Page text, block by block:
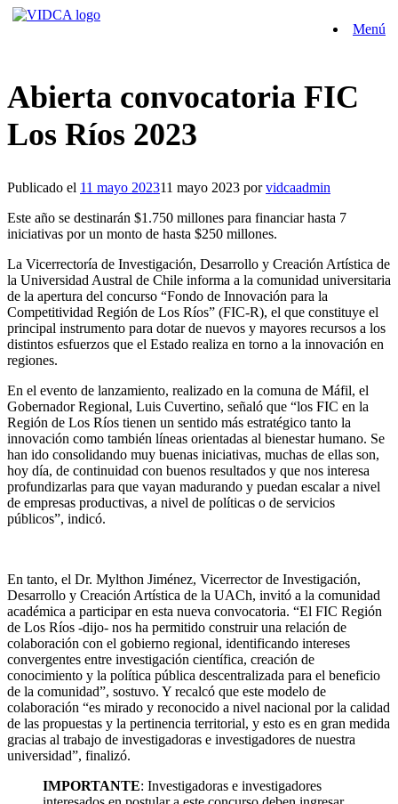
Saltar
Menú
Abierta convocatoria FIC
Los Ríos 2023
Publicado el 11 mayo 202311 mayo 2023 porvidcaadmin
Este año se destinarán $1.750 millones para financiar hasta 7
iniciativas por un monto de hasta $250 millones.
La Vicerrectoría de Investigación, Desarrollo y Creación Artística de
la Universidad Austral de Chile informa a la comunidad universitaria
de la apertura del concurso “Fondo de Innovación para la
Competitividad Región de Los Ríos” (FIC-R), el que constituye el
principal instrumento para dotar de nuevos y mayores recursos a los
distintos esfuerzos que el Estado realiza en torno a la innovación en
regiones.
En el evento de lanzamiento, realizado en la comuna de Máfil, el
Gobernador Regional, Luis Cuvertino, señaló que “los FIC en la
Región de Los Ríos tienen un sentido más estratégico tanto la
innovación como también líneas orientadas al bienestar humano. Se
han ido consolidando muy buenas iniciativas, muchas de ellas son,
hoy día, de continuidad con buenos resultados y que nos interesa
profundizarlas para que vayan madurando y puedan escalar a nivel
de empresas productivas, a nivel de políticas o de servicios
públicos”, indicó.
En tanto, el Dr. Mylthon Jiménez, Vicerrector de Investigación,
Desarrollo y Creación Artística de la UACh, invitó a la comunidad
académica a participar en esta nueva convocatoria. “El FIC Región
de Los Ríos -dijo- nos ha permitido construir una relación de
colaboración con el gobierno regional, identificando intereses
convergentes entre investigación científica, creación de
conocimiento y la política pública descentralizada para el beneficio
de la comunidad”, sostuvo. Y recalcó que este modelo de
colaboración “es mirado y reconocido a nivel nacional por la calidad
de las propuestas y la pertinencia territorial, y esto es en gran medida
gracias al trabajo de investigadoras e investigadores de nuestra
universidad”, finalizó.
IMPORTANTE: Investigadoras e investigadores